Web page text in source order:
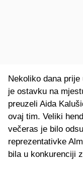
Nekoliko dana
je ostavku na
preuzeli Aida
ovaj tim. Veliki
večeras je bilo
reprezentativke
bila u konkurenciji